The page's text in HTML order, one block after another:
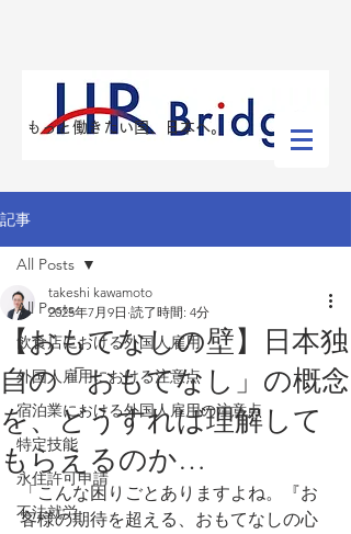
​もっと働きたい国、日本へ。
記事
All Posts
飲食店における外国人雇用
外国人雇用における注意点
宿泊業における外国人雇用の注意点
特定技能
永住許可申請
不法就労
All Posts
【おもてなしの壁】日本独
自の「おもてなし」の概念
を、どうすれば理解して
もらえるのか…
takeshi kawamoto
2025年7月9日 読了時間: 4分
「こんな困りごとありますよね。『お
客様の期待を超える、おもてなしの心